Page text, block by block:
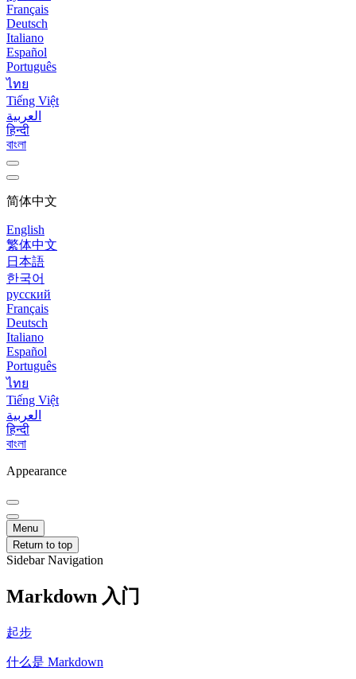
Français
Deutsch
Italiano
Español
Português
ไทย
Tiếng Việt
العربية
हिन्दी
বাংলা
简体中文
English
繁体中文
日本語
한국어
русский
Français
Deutsch
Italiano
Español
Português
ไทย
Tiếng Việt
العربية
हिन्दी
বাংলা
Appearance
Menu
Return to top
Sidebar Navigation
Markdown 入门
起步
什么是 Markdown